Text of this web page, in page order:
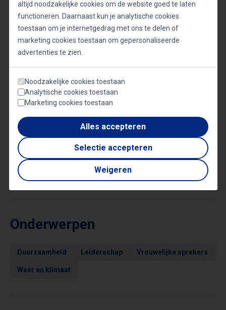
Reimagining Fashion
Circulaire economie
binnenuit
Wetenschap, impact & actie
Jongeren en toekomstgericht leiderschap
De natuur als gids: innovatie met
biomimicry
Onderwerpen
Duurzaamheid Leiderschap Vrouwelijke sprekers
Weer en klimaat
altijd noodzakelijke cookies om de website goed te laten
functioneren. Daarnaast kun je analytische cookies
toestaan om je internetgedrag met ons te delen of
marketing cookies toestaan om gepersonaliseerde
advertenties te zien.
Noodzakelijke cookies toestaan
Analytische cookies toestaan
Marketing cookies toestaan
Alles accepteren
Selectie accepteren
Weigeren